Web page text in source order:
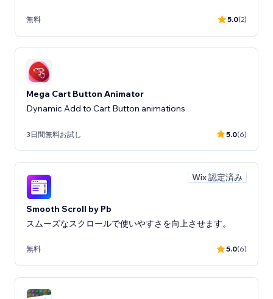
無料 5.0(2)
Mega Cart Button Animator
Dynamic Add to Cart Button animations
3日間無料お試し 5.0(6)
Wix 認定済み
Smooth Scroll by Pb
スムーズなスクロールで使いやすさを向上させます。
無料 5.0(6)